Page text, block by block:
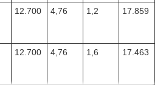
12.700 4,76 1,2 17.859
12.700 4,76 1,6 17.463